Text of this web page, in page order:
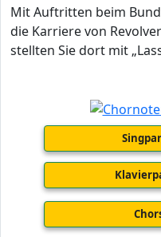
Mit Auftritten beim
die Karriere von
stellten Sie dort mit